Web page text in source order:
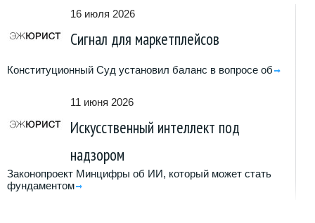
16 июля 2026
Сигнал для маркетплейсов
Конституционный Суд установил баланс в вопросе об
11 июня 2026
Искусственный интеллект под
надзором
Законопроект Минцифры об ИИ, который может стать
фундаментом